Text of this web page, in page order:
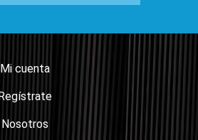
Mi cuenta
Nosotros